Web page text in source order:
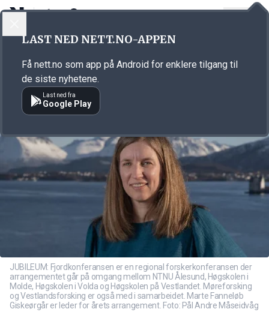
Annonsørinnhold
JUBILEUM: Fjordkonferansen er en regional forskerkonferansen der
arrangementet går på omgang mellom NTNU Ålesund, Høgskolen i
Molde, Høgskolen i Volda og Høgskolen på Vestlandet. Møreforsking
og Vestlandsforsking er også med i samarbeidet. Marte Fanneløb
Giskeørgår er leder for årets arrangement. Foto: Pål Andre Måseidvåg
LAST NED NETT.NO-APPEN
Få nett.no som app på Android for enklere tilgang til
de siste nyhetene.
Last ned fra
Google Play